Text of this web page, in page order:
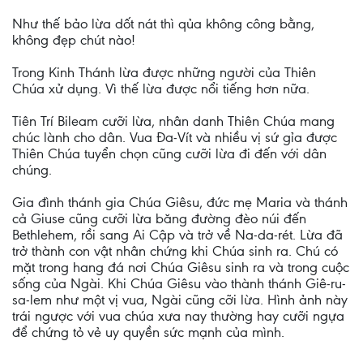
Như thế bảo lừa dốt nát thì qủa không công bằng,
không đẹp chút nào!
Trong Kinh Thánh lừa được những người của Thiên
Chúa xử dụng. Vì thế lừa được nổi tiếng hơn nữa.
Tiên Trí Bileam cưỡi lừa, nhân danh Thiên Chúa mang
chúc lành cho dân. Vua Ða-Vít và nhiều vị sứ gỉa được
Thiên Chúa tuyển chọn cũng cưỡi lừa đi đến với dân
chúng.
Gia đình thánh gia Chúa Giêsu, đức mẹ Maria và thánh
cả Giuse cũng cưỡi lừa băng đường đèo núi đến
Bethlehem, rồi sang Ai Cập và trở về Na-da-rét. Lừa đã
trở thành con vật nhân chứng khi Chúa sinh ra. Chú có
mặt trong hang đá nơi Chúa Giêsu sinh ra và trong cuộc
sống của Ngài. Khi Chúa Giêsu vào thành thánh Giê-ru-
sa-lem như một vị vua, Ngài cũng cỡi lừa. Hình ảnh này
trái ngược với vua chúa xưa nay thường hay cưỡi ngựa
để chứng tỏ vẻ uy quyền sức mạnh của mình.